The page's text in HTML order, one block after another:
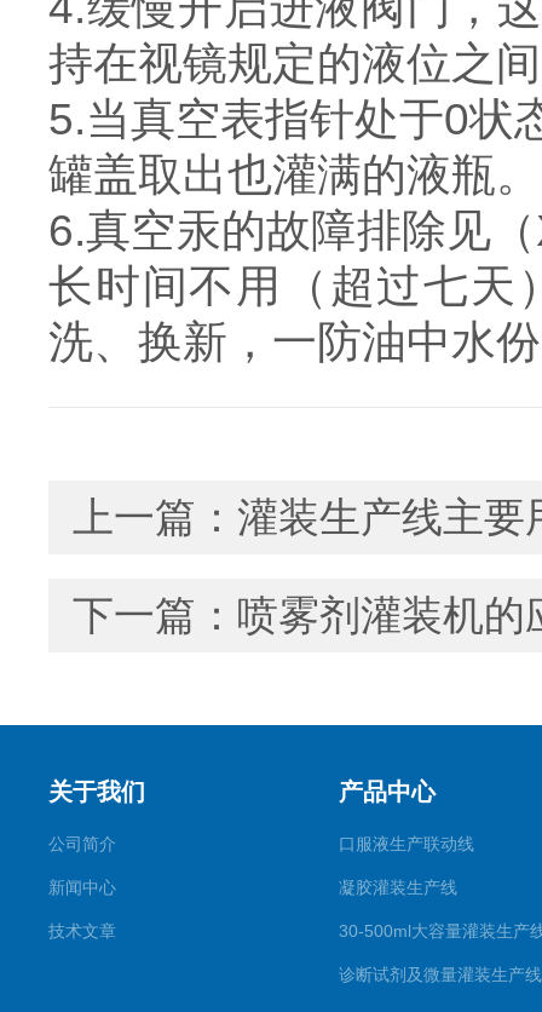
持在视镜规定的液位之
5.当真空表指针处于0状
罐盖取出也灌满的液瓶。
6.真空汞的故障排除见
长时间不用（超过七天
洗、换新，一防油中水
上一篇： 灌装生产线主要
下一篇： 喷雾剂灌装机的
关于我们
公司简介
新闻中心
技术文章
产品中心
口服液生产联动线
凝胶灌装生产线
30-500ml大容量灌装生产
诊断试剂及微量灌装生产线